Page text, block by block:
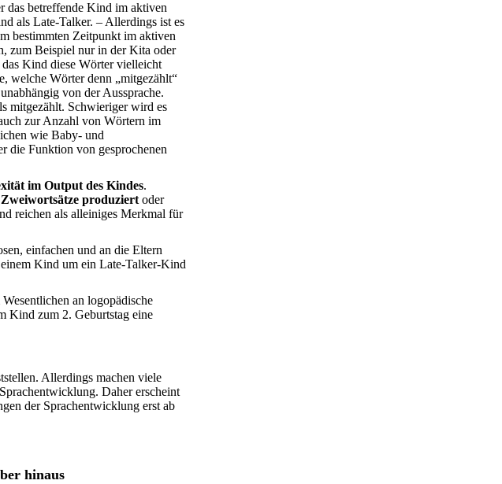
das betreffende Kind im aktiven
als Late-Talker. – Allerdings ist es
bestimmten Zeitpunkt im aktiven
zum Beispiel nur in der Kita oder
Kind diese Wörter vielleicht
welche Wörter denn „mitgezählt“
von der Aussprache.
mitgezählt. Schwieriger wird es
zur Anzahl von Wörtern im
wie Baby- und
die Funktion von gesprochenen
im Output des Kindes.
produziert oder
reichen als alleiniges Merkmal für
einfachen und an die Eltern
einem Kind um ein Late-Talker-Kind
an logopädische
Kind zum 2. Geburtstag eine
Allerdings machen viele
Daher erscheint
der Sprachentwicklung erst ab
hinaus